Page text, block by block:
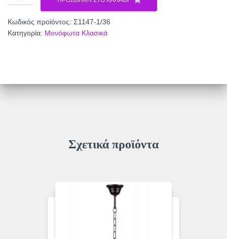
μονόφωτο
ποσότητα
Κωδικός προϊόντος: Σ1147-1/36
Κατηγορία: Μονόφωτα Κλασικά
Σχετικά προϊόντα